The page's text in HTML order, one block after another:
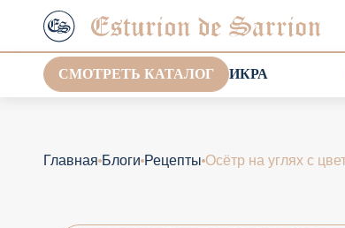
СМОТРЕТЬ КАТАЛОГ ИКРА
Главная Блоги Рецепты Осётр на углях с